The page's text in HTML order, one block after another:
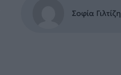
Σοφία Γιλτίζη